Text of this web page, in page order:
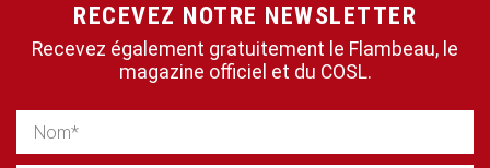
RECEVEZ NOTRE NEWSLETTER
Recevez également gratuitement le Flambeau, le
magazine officiel et du COSL.